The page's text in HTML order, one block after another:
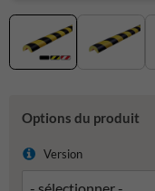
Options du produit
Version